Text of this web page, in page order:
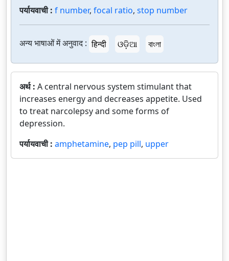
पर्यायवाची : f number, focal ratio, stop number
अन्य भाषाओं में अनुवाद : हिन्दी ଓଡ଼ିଆ বাংলা
अर्थ : A central nervous system stimulant that
increases energy and decreases appetite. Used
to treat narcolepsy and some forms of
depression.
पर्यायवाची : amphetamine, pep pill, upper